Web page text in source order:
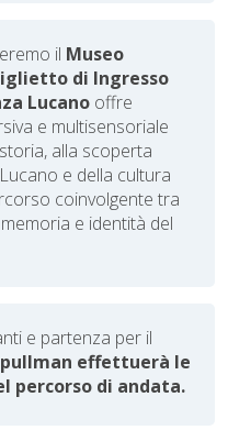
il Museo
di Ingresso
Lucanooffre
e multisensoriale
alla scoperta
e della cultura
coinvolgente tra
e identità del
e partenza per il
effettuerà le
percorso di andata.